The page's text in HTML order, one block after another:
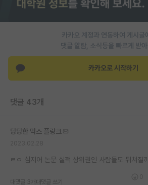
홍보 게시판
이벤트
재팬라운지 🌸
카카오 계정과 연동하여 게시글
댓글 알람, 소식등을 빠르게 받
카카오로 시작하기
댓글 43개
당당한 막스 플랑크
ㄹㅇ 심지어 논문 실적 상위권인 사람들도 뒤쳐질
대댓글 3개 대댓글 쓰기